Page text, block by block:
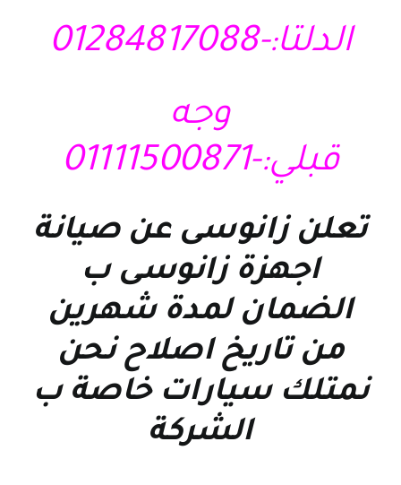
الدلتا:-01284817088
وجه
قبلي:-01111500871
تعلن زانوسى عن صيانة
اجهزة زانوسى ب
الضمان لمدة شهرين
من تاريخ اصلاح نحن
نمتلك سيارات خاصة ب
الشركة